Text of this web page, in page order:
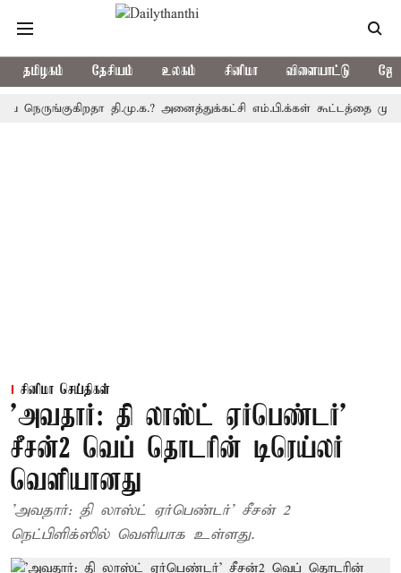
தமிழகம் தேசியம் உலகம் சினிமா விளையாட்டு
தி.மு.க.? அனைத்துக்கட்சி எம்.பி.க்கள் கூட்டத்தை முதல்-
சினிமா செய்திகள்
'அவதார்: தி லாஸ்ட் ஏர்பெண்டர்'
சீசன்2 வெப் தொடரின் டிரெய்லர்
வெளியானது
'அவதார்: தி லாஸ்ட் ஏர்பெண்டர்' சீசன் 2
நெட்பிளிக்ஸில் வெளியாக உள்ளது.